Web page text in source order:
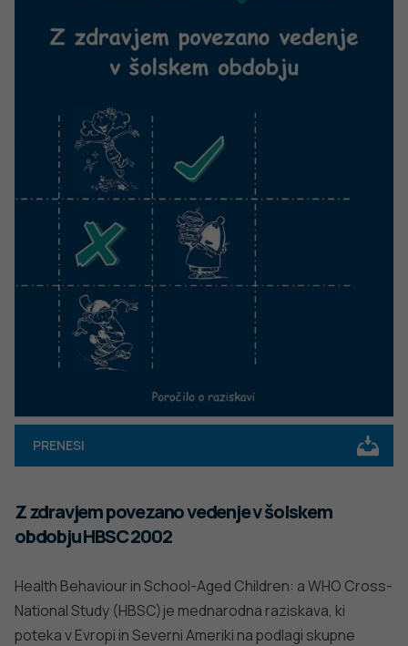
PRENESI
Z zdravjem povezano vedenje v šolskem
obdobju HBSC 2002
Health Behaviour in School-Aged Children: a WHO Cross-
National Study (HBSC)je mednarodna raziskava, ki
poteka v Evropi in Severni Ameriki na podlagi skupne